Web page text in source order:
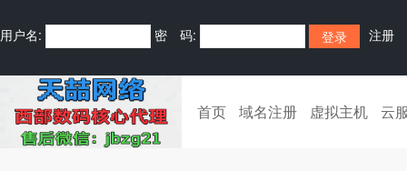
用户名: 密 码: 注册
首页 域名注册 虚拟主机 云